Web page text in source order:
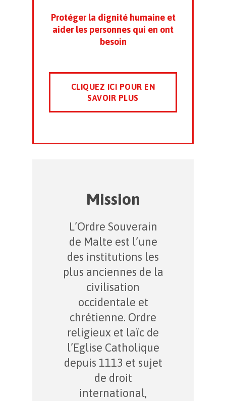
Protéger la dignité humaine et
aider les personnes qui en ont
besoin
CLIQUEZ ICI POUR EN
SAVOIR PLUS
Mission
L’Ordre Souverain
de Malte est l’une
des institutions les
plus anciennes de la
civilisation
occidentale et
chrétienne. Ordre
religieux et laïc de
l’Eglise Catholique
depuis 1113 et sujet
de droit
international,